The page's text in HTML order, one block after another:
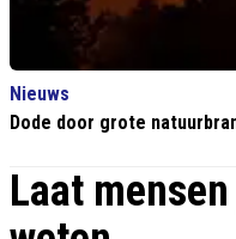
Nieuws
Dode door grote
Laat